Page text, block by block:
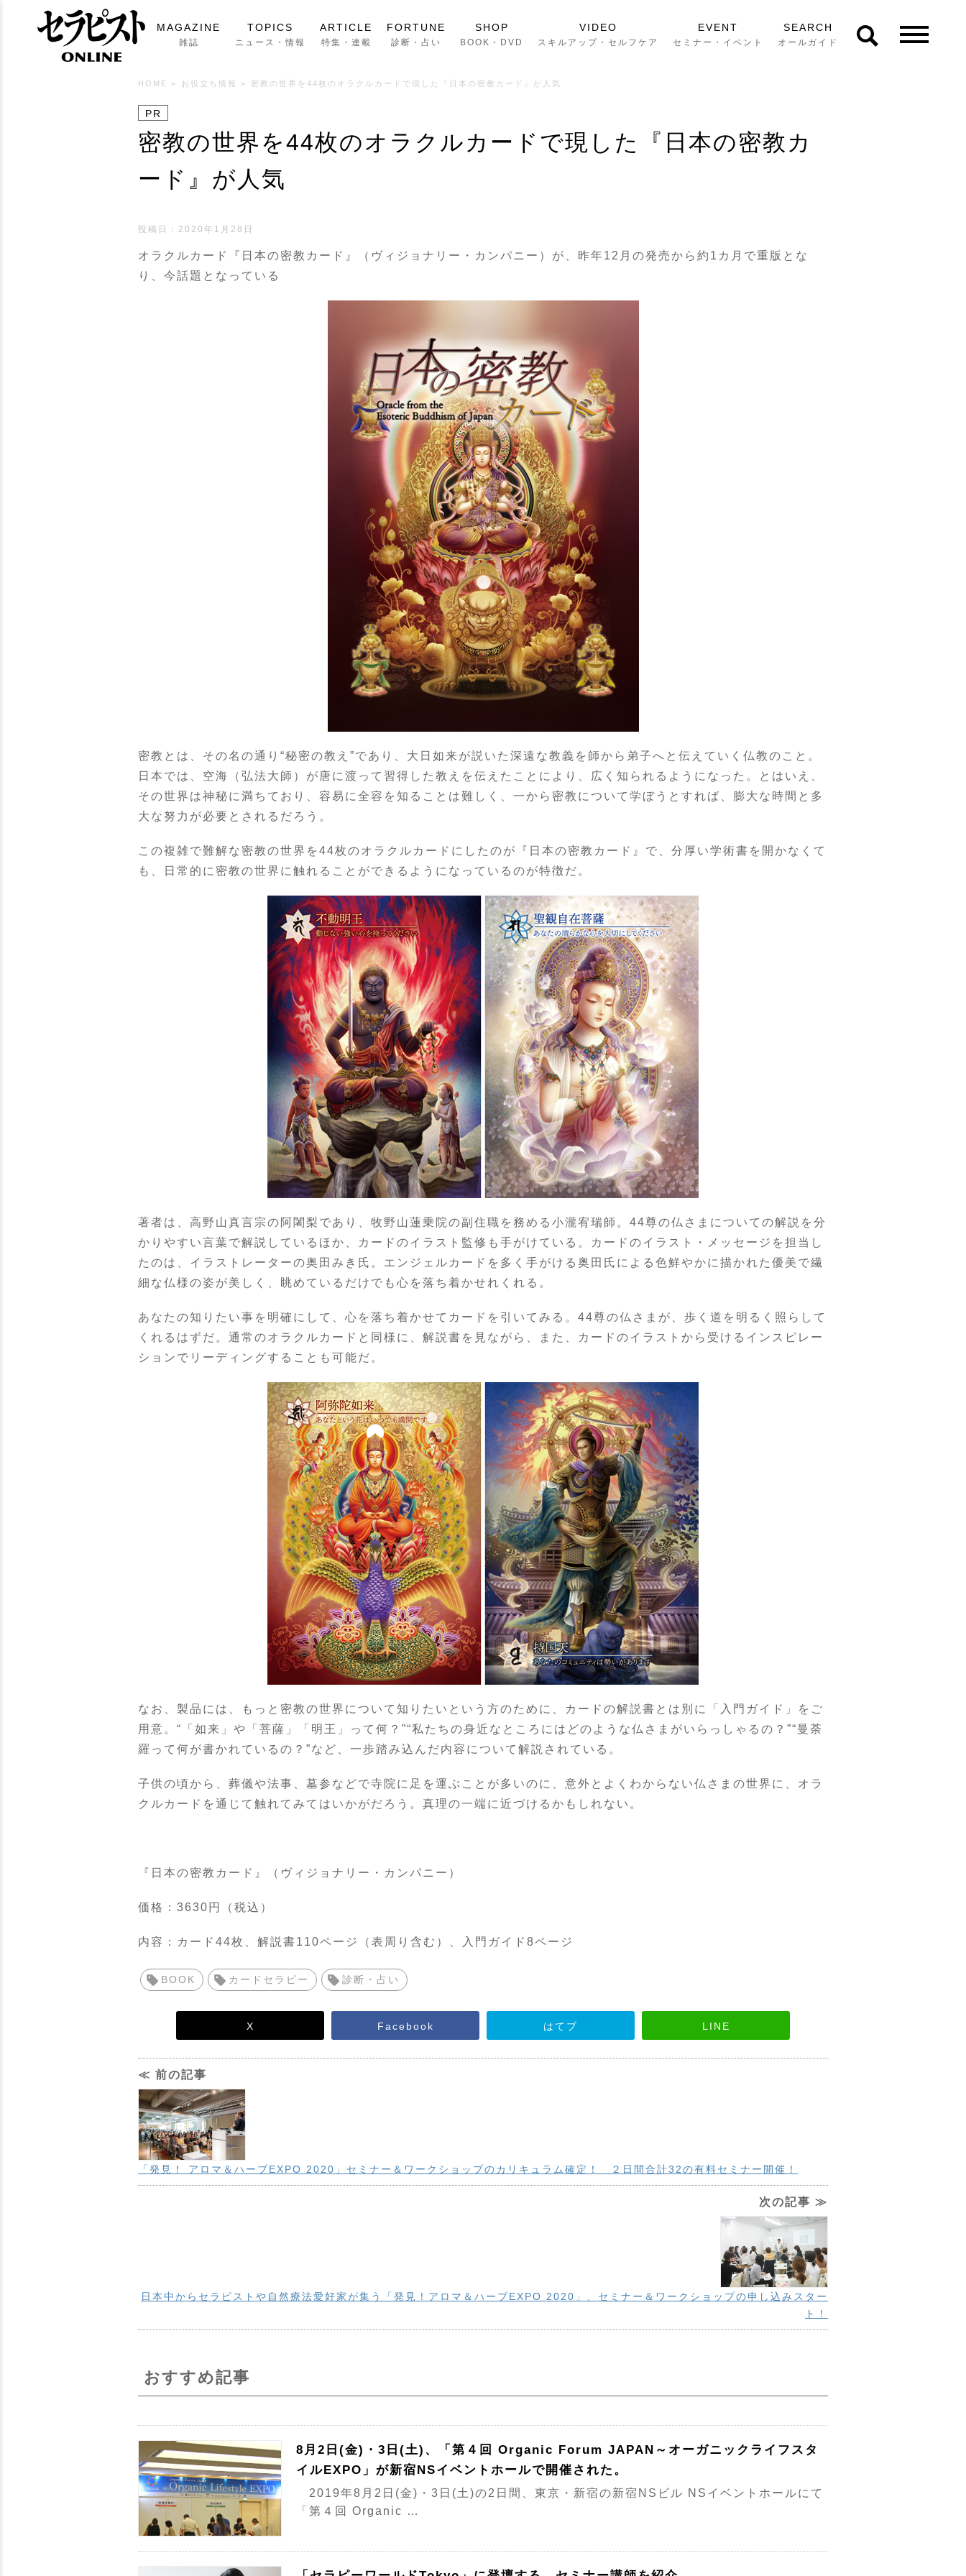
MAGAZINE
雑誌
TOPICS
ニュース・情報
ARTICLE
特集・連載
FORTUNE
診断・占い
SHOP
BOOK・DVD
VIDEO
スキルアップ・セルフケア
EVENT
セミナー・イベント
SEARCH
オールガイド
HOME > お役立ち情報 > 密教の世界を44枚のオラクルカードで現した『日本の密教カード』が人気
PR
密教の世界を44枚のオラクルカードで現した『日本の密教カ
ード』が人気
投稿日：2020年1月28日
オラクルカード『日本の密教カード』（ヴィジョナリー・カンパニー）が、昨年12月の発売から約1カ月で重版とな
り、今話題となっている
密教とは、その名の通り“秘密の教え”であり、大日如来が説いた深遠な教義を師から弟子へと伝えていく仏教のこと。
日本では、空海（弘法大師）が唐に渡って習得した教えを伝えたことにより、広く知られるようになった。とはいえ、
その世界は神秘に満ちており、容易に全容を知ることは難しく、一から密教について学ぼうとすれば、膨大な時間と多
大な努力が必要とされるだろう。
この複雑で難解な密教の世界を44枚のオラクルカードにしたのが『日本の密教カード』で、分厚い学術書を開かなくて
も、日常的に密教の世界に触れることができるようになっているのが特徴だ。
著者は、高野山真言宗の阿闍梨であり、牧野山蓮乗院の副住職を務める小瀧宥瑞師。 44尊の仏さま についての解説を分
かりやすい言葉で解説しているほか、カードのイラスト監修も手がけている。カードのイラスト・メッセージを担当し
たのは、イラストレーターの奥田みき氏。エンジェルカードを多く手がける奥田氏による色鮮やかに描かれた優美で繊
細な仏様の姿が美しく、眺めているだけでも心を落ち着かせれくれる。
あなたの知りたい事を明確にして、心を落ち着かせてカードを引いてみる。44尊の仏さまが、歩く道を明るく照らして
くれるはずだ。通常のオラクルカードと同様に、解説書を見ながら、また、カードのイラストから受けるインスピレー
ションでリーディングすることも可能だ。
なお、製品には、もっと密教の世界について知りたいという方のために、カードの解説書とは別に「入門ガイド」をご
用意。“「如来」や「菩薩」「明王」って何？”“私たちの身近なところにはどのような仏さまがいらっしゃるの？”“曼荼
羅って何が書かれているの？”など、一歩踏み込んだ内容について解説されている。
子供の頃から、葬儀や法事、墓参などで寺院に足を運ぶことが多いのに、意外とよくわからない仏さまの世界に、オラ
クルカードを通じて触れてみてはいかがだろう。真理の一端に近づけるかもしれない。
『日本の密教カード』（ヴィジョナリー・カンパニー）
価格：3630円（税込）
内容：カード44枚、解説書110ページ（表周り含む）、入門ガイド8ページ
BOOK カードセラピー 診断・占い
X Facebook はてブ LINE
≪ 前の記事
「発見！ アロマ＆ハーブEXPO 2020」セミナー＆ワークショップのカリキュラム確定！ ２日間合計32の有料セミナー開催！
次の記事 ≫
日本中からセラピストや自然療法愛好家が集う「発見！アロマ＆ハーブEXPO 2020」、セミナー＆ワークショップの申し込みスター
ト！
おすすめ記事
8月2日(金)・3日(土)、「第４回 Organic Forum JAPAN～オーガニックライフスタ
イルEXPO」が新宿NSイベントホールで開催された。
2019年8月2日(金)・3日(土)の2日間、東京・新宿の新宿NSビル NSイベントホールにて
「第４回 Organic …